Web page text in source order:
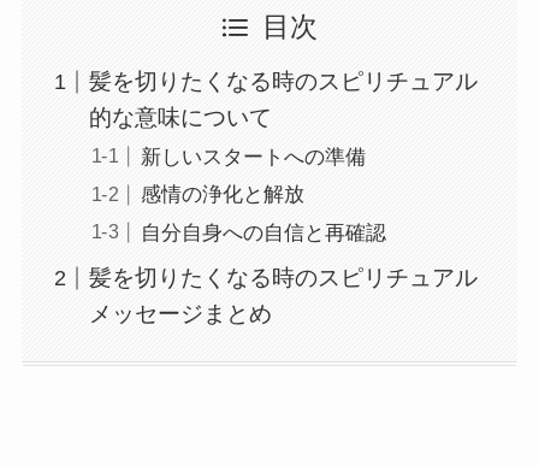
目次
髪を切りたくなる時のスピリチュアル
的な意味について
新しいスタートへの準備
感情の浄化と解放
自分自身への自信と再確認
髪を切りたくなる時のスピリチュアル
メッセージまとめ